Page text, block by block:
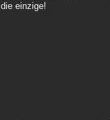
einzige!